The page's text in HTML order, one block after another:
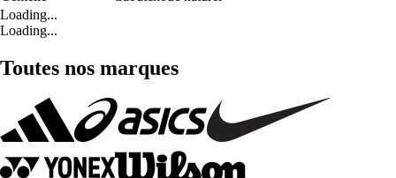
Loading...
Loading...
Toutes nos marques